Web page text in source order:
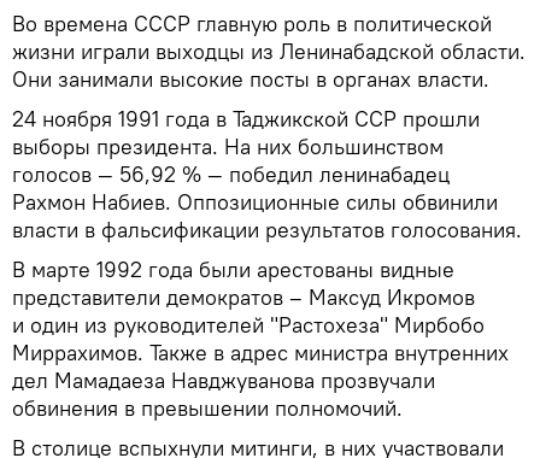
Во времена СССР главную роль в политической
жизни играли выходцы из Ленинабадской области.
Они занимали высокие посты в органах власти.
24 ноября 1991 года в Таджикской ССР прошли
выборы президента. На них большинством
голосов — 56,92 % — победил ленинабадец
Рахмон Набиев. Оппозиционные силы обвинили
власти в фальсификации результатов голосования.
В марте 1992 года были арестованы видные
представители демократов – Максуд Икромов
и один из руководителей "Растохеза" Мирбобо
Миррахимов. Также в адрес министра внутренних
дел Мамадаеза Навджуванова прозвучали
обвинения в превышении полномочий.
В столице вспыхнули митинги, в них участвовали